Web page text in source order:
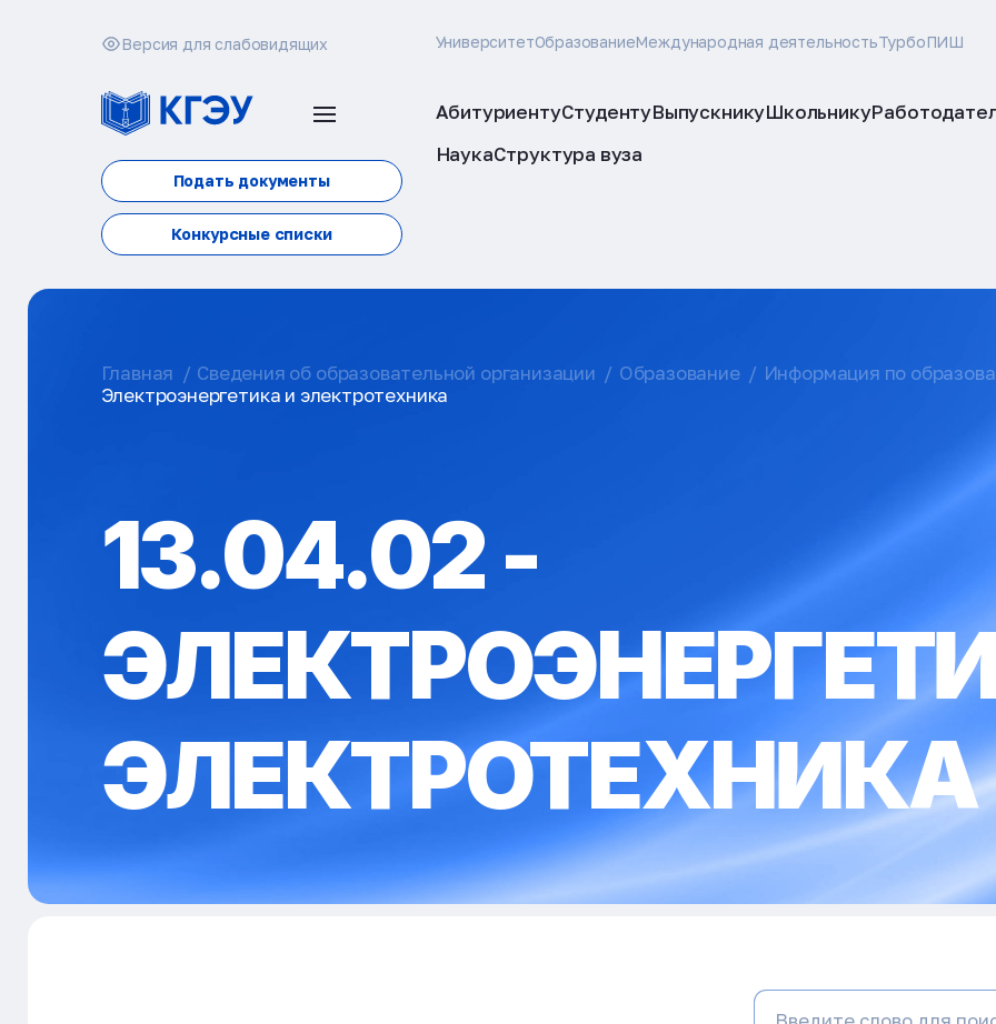
Версия для слабовидящих УниверситетОбразованиеМеждународная деятельностьТурбоПИШ
Подать документы
Конкурсные списки
АбитуриентуСтудентуВыпускникуШкольнику
НаукаСтруктура вуза
Главная Сведения об образовательной организации Образование
Информация по
Электроэнергетика и электротехника
13.04.02 -
ЭЛЕКТРОТЕХНИКА